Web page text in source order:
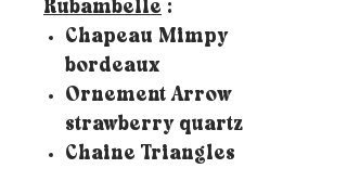
Rubambelle :
Chapeau Mimpy
bordeaux
Ornement Arrow
strawberry quartz
Chaine Triangles